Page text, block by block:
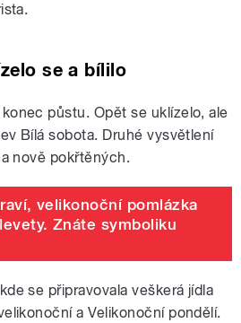
se a bílilo
půstu. Opět se uklízelo, ale
Bílá sobota. Druhé vysvětlení
nově pokřtěných.
velikonoční pomlázka
Znáte symboliku
se připravovala veškerá jídla
a Velikonoční pondělí.